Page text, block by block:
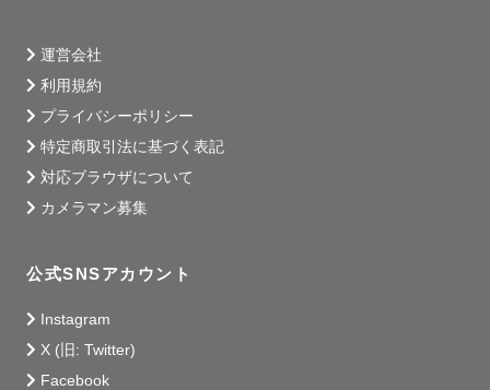
運営会社
利用規約
プライバシーポリシー
特定商取引法に基づく表記
対応ブラウザについて
カメラマン募集
公式SNSアカウント
Instagram
X (旧: Twitter)
Facebook